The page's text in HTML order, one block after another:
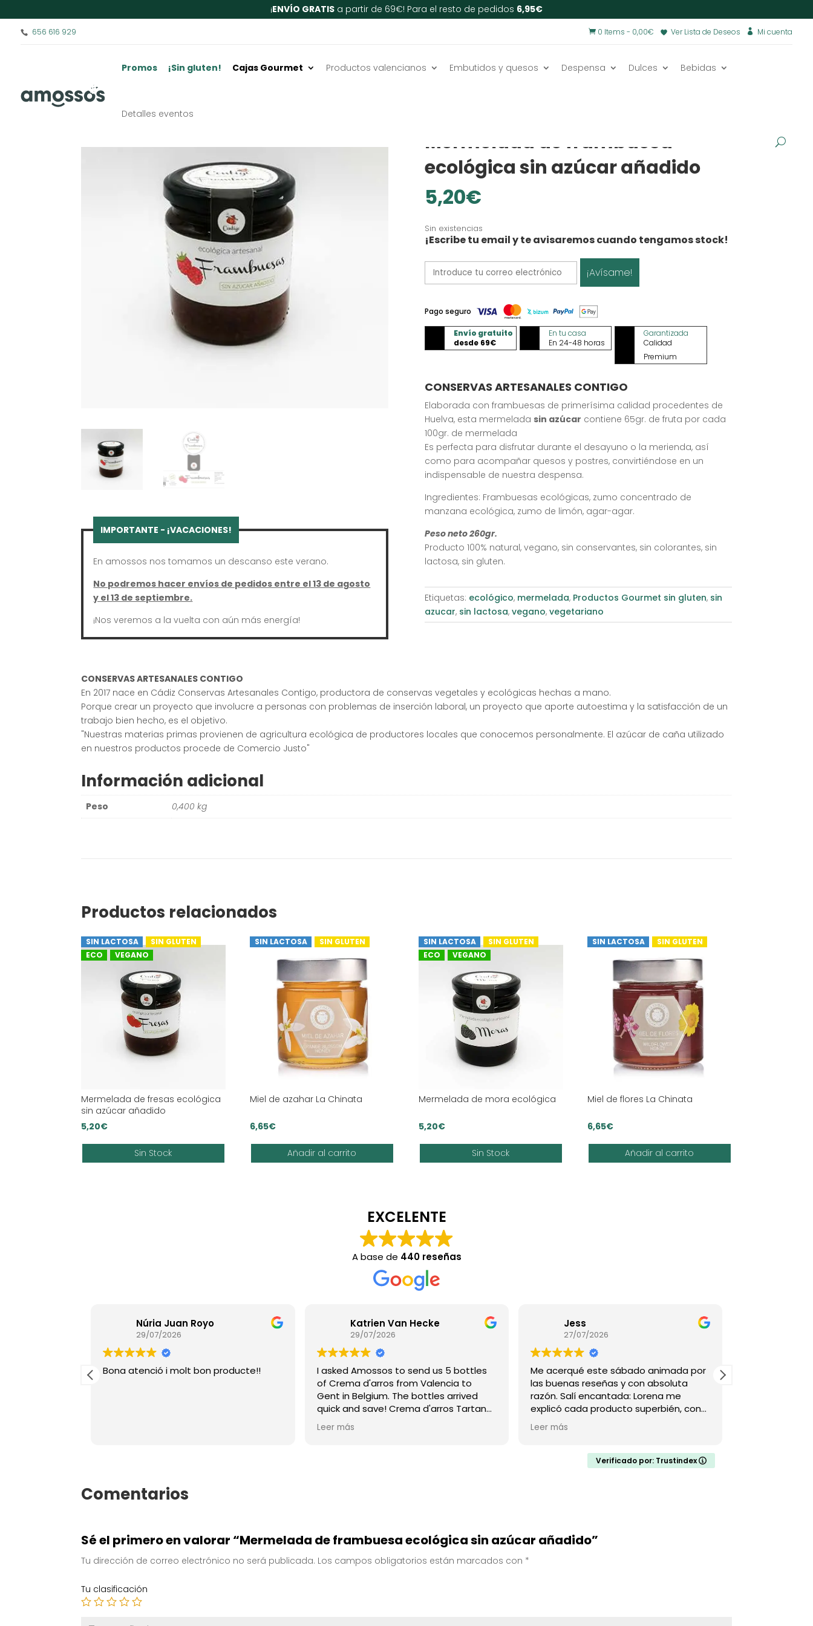
¡ENVÍO GRATIS a partir de 69€! Para el resto de pedidos 6,95€
656 616 929  Mi cuenta
Ver Lista de Deseos
 0 Items - 0,00€
Promos ¡Sin gluten! Cajas Gourmet Productos valencianos Embutidos y quesos Despensa Dulces Bebidas
Detalles eventos
En amossos nos tomamos un descanso este verano.
No podremos hacer envíos de pedidos entre el 13 de agosto
y el 13 de septiembre.
¡Nos veremos a la vuelta con aún más energía!
Mermelada de frambuesa
ecológica sin azúcar añadido
5,20€
Sin existencias
¡Escribe tu email y te avisaremos cuando tengamos stock!
¡Avísame!
Pago seguro
Envío gratuito
desde 69€
En tu casa
En 24-48 horas
Garantizada
Calidad
Premium
CONSERVAS ARTESANALES CONTIGO
Elaborada con frambuesas de primerísima calidad procedentes de
Huelva, esta mermelada sin azúcar contiene 65gr. de fruta por cada
100gr. de mermelada
Es perfecta para disfrutar durante el desayuno o la merienda, así
como para acompañar quesos y postres, convirtiéndose en un
indispensable de nuestra despensa.
Ingredientes: Frambuesas ecológicas, zumo concentrado de
manzana ecológica, zumo de limón, agar-agar.
Peso neto 260gr.
Producto 100% natural, vegano, sin conservantes, sin colorantes, sin
lactosa, sin gluten.
Etiquetas: ecológico, mermelada, Productos Gourmet sin gluten, sin
azucar, sin lactosa, vegano, vegetariano
CONSERVAS ARTESANALES CONTIGO
En 2017 nace en Cádiz Conservas Artesanales Contigo, productora de conservas vegetales y ecológicas hechas a mano.
Porque crear un proyecto que involucre a personas con problemas de inserción laboral, un proyecto que aporte autoestima y la satisfacción de un
trabajo bien hecho, es el objetivo.
"Nuestras materias primas provienen de agricultura ecológica de productores locales que conocemos personalmente. El azúcar de caña utilizado
en nuestros productos procede de Comercio Justo"
Información adicional
Peso 0,400 kg
Productos relacionados
SIN LACTOSA
SIN GLUTEN
ECO
VEGANO
Mermelada de fresas ecológica
sin azúcar añadido
5,20€
Sin Stock
SIN LACTOSA SIN GLUTEN
Miel de azahar La Chinata
6,65€
Añadir al carrito
SIN LACTOSA
SIN GLUTEN
ECO
VEGANO
Mermelada de mora ecológica
5,20€
Sin Stock
SIN LACTOSA SIN GLUTEN
Miel de flores La Chinata
6,65€
Añadir al carrito
EXCELENTE
A base de 440 reseñas
Núria Juan Royo
29/07/2026
Bona atenció i molt bon producte!!
Katrien Van Hecke
29/07/2026
I asked Amossos to send us 5 bottles
of Crema d'arros from Valencia to
Gent in Belgium. The bottles arrived
quick and save! Crema d'arros Tartana
is the greatest liquor in the world.
🙏 Amossos.
Leer más
Jess
27/07/2026
Me acerqué este sábado animada por
las buenas reseñas y con absoluta
razón. Salí encantada: Lorena me
explicó cada producto superbién, con
muchísimo conocimiento y una pasión
tremenda por lo que vende. ¡Trato de
mi nueva tienda gourmet favorita🥰
Leer más
Verificado por: Trustindex
Comentarios
Sé el primero en valorar “Mermelada de frambuesa ecológica sin azúcar añadido”
Tu dirección de correo electrónico no será publicada. Los campos obligatorios están marcados con *
Tu clasificación